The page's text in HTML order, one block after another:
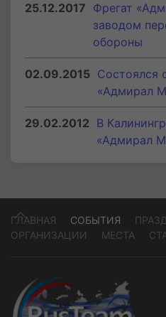
25.12.2017 Фрегат
заводом
обороны
02.09.2015 Состоялся
«Адмирал
29.02.2012 В
«Адмирал
ГЛАВНАЯ СОБЫТИЯ
ОРГАНИЗАЦИИ
МЕСТА